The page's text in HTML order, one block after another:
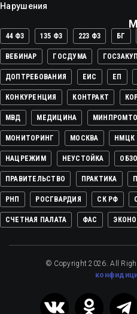
Нарушения
44 ФЗ 135 ФЗ 223 ФЗ БГ
ВЕБИНАР ГОСДУМА
ДОПТРЕБОВАНИЯ ЕИС ЕП
КОНКУРЕНЦИЯ КОНТРАКТ
МВД МЕДИЦИНА
МОНИТОРИНГ МОСКВА НМЦК
НАЦРЕЖИМ НЕУСТОЙКА
ПРАВИТЕЛЬСТВО ПРАКТИКА
РНП РОСГВАРДИЯ СК РФ
СЧЕТНАЯ ПАЛАТА ФАС
© Copyright 2026. All